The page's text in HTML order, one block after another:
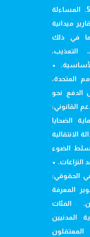
المهنية 3. النزاهة 4. العدالة للضحايا 5. المساءلة
ميدانية
في ذلك
التعذيب،
•
المتحدة،
الدفع نحو
القانوني:
الضحايا
الانتقالية
تسلط الضوء
•
الحقوقي:
المعرفة
الفئات
المدنيين